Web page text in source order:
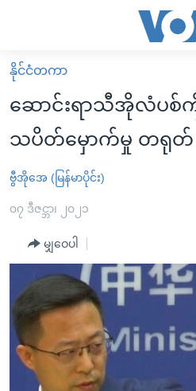
လွယ်ကူ
စေ
သည့်
များ
ပင်မ
ကြည့်
ပင်မ
မူလစာမျက်နှာ
မြန်မာ
ကမ္ဘာ့သတင်းများ
နိုင်ငံတကာ
အစ္စရေး-ပါလက်စတိုင်း
ဗွီဒီယို
အင်္ဂလိပ်စာလေ့လာမယ်
အမေရိကန်သုံးအီဒီယံ
မကြေးမုံရဲ့ အင်္ဂလိပ်စာ
ရုပ်ရှင်ထဲက အင်္ဂလိပ်စာ
သုတပဒေသာ အင်္ဂလိပ်စာ
အပတ်စဉ်ကဏ္ဍများ
ရေဒီယို
တီဗွီ
ရေဒီယိုနှင့်ရုပ်သံ အချက်အလက်မျာ
ရေဒီယို/တီဗွီအစီအစဉ်
Learning English
နိုင်ငံတကာ
ဆောင်းရာသီအိုလံပစ်
သပိတ်မှောက်မှု တရုတ်
ဗွီအိုအေ (မြန်မာပိုင်း)
၀၇ ဒီဇင္ဘာ၊ ၂၀၂၁
မျှဝေပါ